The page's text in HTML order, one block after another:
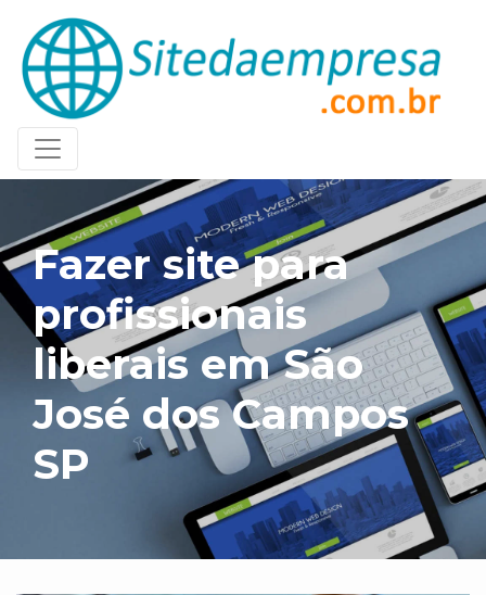
Fazer site para
profissionais
liberais em São
José dos Campos
SP